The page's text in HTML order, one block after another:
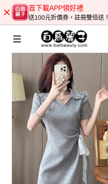
首下載APP領好禮
送100元折價券，註冊雙倍送！